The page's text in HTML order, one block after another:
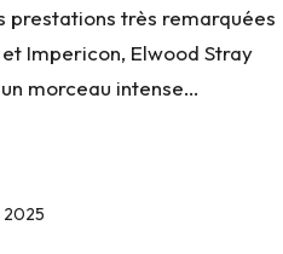
prestations très remarquées
Impericon, Elwood Stray
morceau intense…
2025